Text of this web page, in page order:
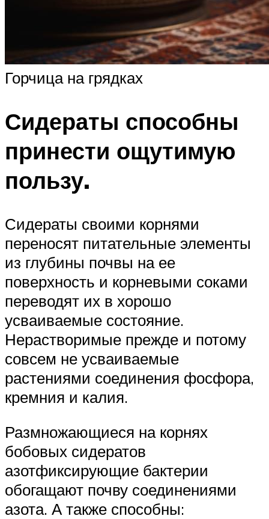
Горчица на грядках
Сидераты способны
принести ощутимую
пользу.
Сидераты своими корнями
переносят питательные элементы
из глубины почвы на ее
поверхность и корневыми соками
переводят их в хорошо
усваиваемые состояние.
Нерастворимые прежде и потому
совсем не усваиваемые
растениями соединения фосфора,
кремния и калия.
Размножающиеся на корнях
бобовых сидератов
азотфиксирующие бактерии
обогащают почву соединениями
азота. А также способны: